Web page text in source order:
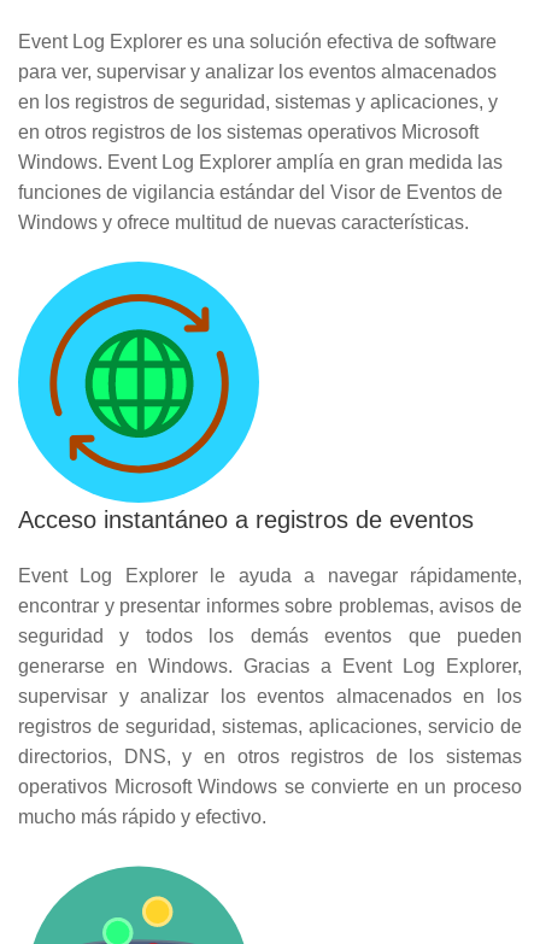
Event Log Explorer es una solución efectiva de software
para ver, supervisar y analizar los eventos almacenados
en los registros de seguridad, sistemas y aplicaciones, y
en otros registros de los sistemas operativos Microsoft
Windows. Event Log Explorer amplía en gran medida las
funciones de vigilancia estándar del Visor de Eventos de
Windows y ofrece multitud de nuevas características.
Acceso instantáneo a registros de eventos
Event Log Explorer le ayuda a navegar rápidamente,
encontrar y presentar informes sobre problemas, avisos de
seguridad y todos los demás eventos que pueden
generarse en Windows. Gracias a Event Log Explorer,
supervisar y analizar los eventos almacenados en los
registros de seguridad, sistemas, aplicaciones, servicio de
directorios, DNS, y en otros registros de los sistemas
operativos Microsoft Windows se convierte en un proceso
mucho más rápido y efectivo.